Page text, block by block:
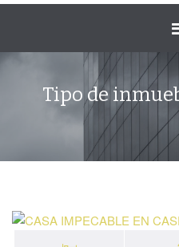
Tipo de